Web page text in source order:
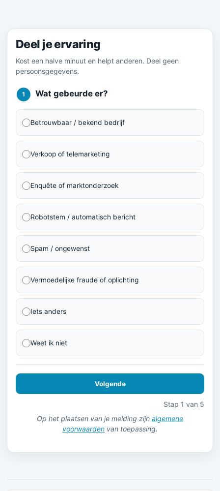
Deel je ervaring
Kost een halve minuut en helpt anderen. Deel geen
persoonsgegevens.
1 Wat gebeurde er?
Betrouwbaar / bekend bedrijf
Verkoop of telemarketing
Enquête of marktonderzoek
Robotstem / automatisch bericht
Spam / ongewenst
Vermoedelijke fraude of oplichting
Iets anders
Weet ik niet
Volgende
Stap 1 van 5
Op het plaatsen van je melding zijn algemene
voorwaarden van toepassing.